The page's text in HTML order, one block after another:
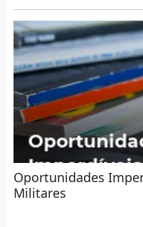
Oportunidades
Militares